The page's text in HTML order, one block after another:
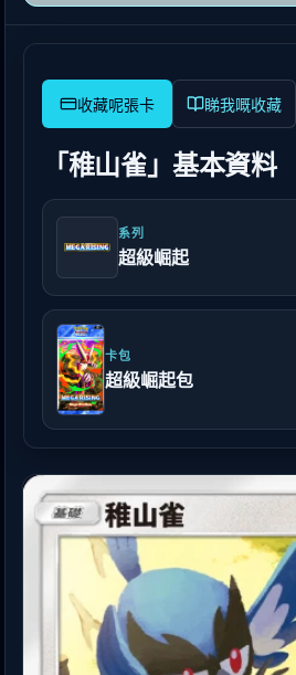
睇我嘅收藏
「稚山雀」基本資料
系列
超級崛起
卡包
超級崛起包